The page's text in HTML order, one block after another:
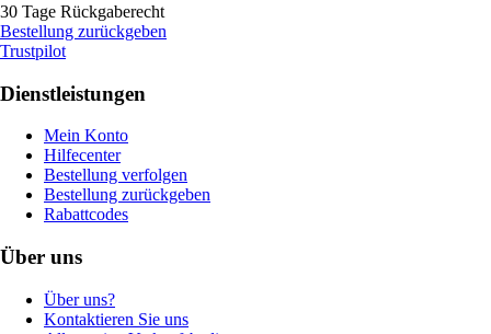
30 Tage Rückgaberecht
Bestellung zurückgeben
Trustpilot
Dienstleistungen
Mein Konto
Hilfecenter
Bestellung verfolgen
Bestellung zurückgeben
Rabattcodes
Über uns
Über uns?
Kontaktieren Sie uns